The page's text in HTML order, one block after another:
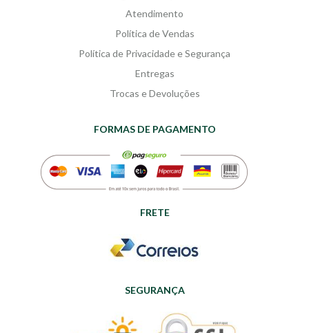
Atendimento
Política de Vendas
Política de Privacidade e Segurança
Entregas
Trocas e Devoluções
FORMAS DE PAGAMENTO
FRETE
SEGURANÇA